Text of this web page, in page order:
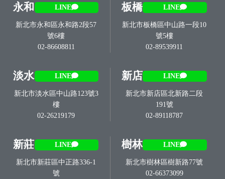
永和 LINE
新北市永和區永和路2段57
號6樓
02-86608811
板橋 LINE
新北市板橋區中山路一段10
號5樓
02-89539911
淡水 LINE
新北市淡水區中山路123號3
樓
02-26219179
新店 LINE
新北市新店區北新路二段
191號
02-89118787
新莊 LINE
新北市新莊區中正路336-1
號
樹林 LINE
新北市樹林區樹新路77號
02-66373099